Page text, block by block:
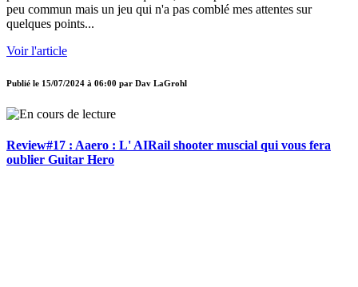
peu commun mais un jeu qui n'a pas comblé mes attentes sur
quelques points...
Voir l'article
Publié le 15/07/2024 à 06:00 par Dav LaGrohl
Review#17 : Aaero : L' AIRail shooter muscial qui vous fera
oublier Guitar Hero